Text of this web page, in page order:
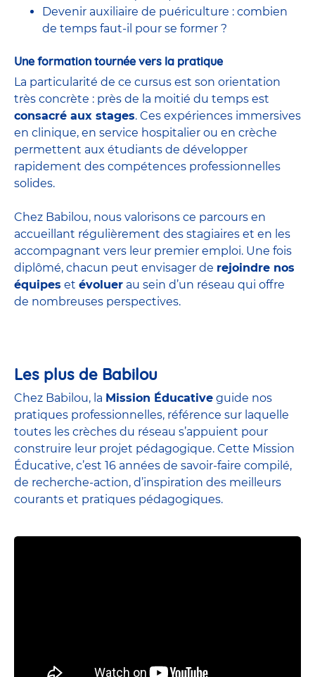
Devenir auxiliaire de puériculture : combien
de temps faut-il pour se former ?
Une formation tournée vers la pratique
La particularité de ce cursus est son orientation
très concrète : près de la moitié du temps est
consacré aux stages. Ces expériences immersives
en clinique, en service hospitalier ou en crèche
permettent aux étudiants de développer
rapidement des compétences professionnelles
solides.
Chez Babilou, nous valorisons ce parcours en
accueillant régulièrement des stagiaires et en les
accompagnant vers leur premier emploi. Une fois
diplômé, chacun peut envisager de rejoindre nos
équipes et évoluer au sein d’un réseau qui offre
de nombreuses perspectives.
Les plus de Babilou
Chez Babilou, la Mission Éducative guide nos
pratiques professionnelles, référence sur laquelle
toutes les crèches du réseau s’appuient pour
construire leur projet pédagogique. Cette Mission
Éducative, c’est 16 années de savoir-faire compilé,
de recherche-action, d’inspiration des meilleurs
courants et pratiques pédagogiques.